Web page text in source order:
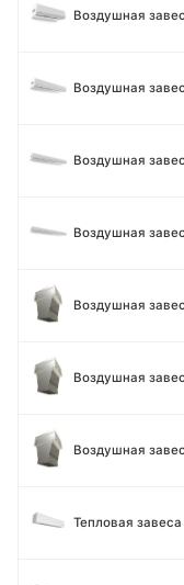
Воздушная
Воздушная
Воздушная
Воздушная
Воздушная
Воздушная
Воздушная
Тепловая